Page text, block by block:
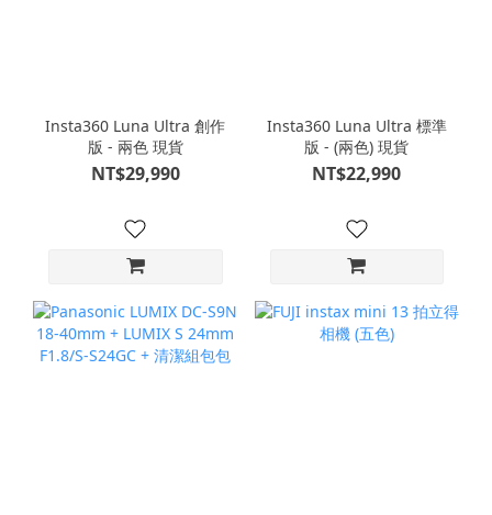
Insta360 Luna Ultra 創作
版 - 兩色 現貨
NT$29,990
Insta360 Luna Ultra 標準
版 - (兩色) 現貨
NT$22,990